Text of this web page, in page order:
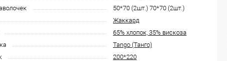
50*70 (2шт.) 70*70 (2шт.)
Жаккард
65% хлопок, 35% вискоза
Tango (Танго)
200*220